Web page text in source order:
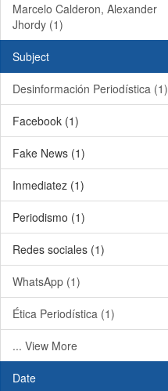
Marcelo Calderon, Alexander
Jhordy (1)
Subject
Desinformación Periodística (1)
Facebook (1)
Fake News (1)
Inmediatez (1)
Periodismo (1)
Redes sociales (1)
WhatsApp (1)
Ética Periodística (1)
... View More
Date